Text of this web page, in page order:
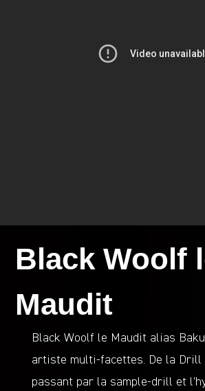
Black Woolf
Maudit
Black Woolf le Maudit alias
artiste multi-facettes. De la Drill
passant par la sample-drill et